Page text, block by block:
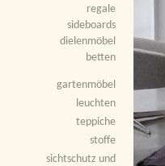
regale
sideboards
dielenmöbel
betten
gartenmöbel
leuchten
teppiche
stoffe
sichtschutz und